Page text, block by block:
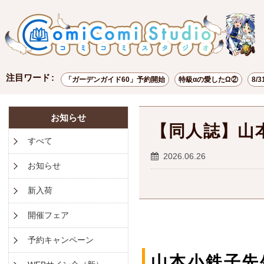
注目ワード 「ガーデンガイド60」予約開始 特級αの愛したΩ② 8/
【同人誌】
2026.06.26
お知らせ
すべて
お知らせ
新入荷
開催フェア
予約キャンペーン